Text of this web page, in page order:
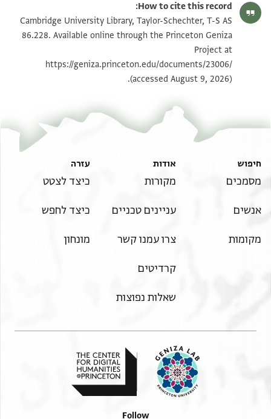
T-S AS 86.228 1v הגדל וסובב
תנאי היתר שימוש בתצלום
How to cite this record:
Cambridge University Library, Taylor-Schechter, T-S AS
86.228. Available online through the Princeton Geniza
Project at
https://geniza.princeton.edu/documents/23006/
(accessed August 9, 2026).
חיפוש
מסמכים
אנשים
מקומות
אודות
מקורות
עניינים טכניים
צרו עמנו קשר
קרדיטים
שאלות נפוצות
עזרה
כיצד לצטט
כיצד לחפש
מונחון
Follow